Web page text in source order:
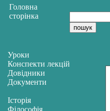
Уроки
Конспекти лекцій
Довідники
Документи
Історія
Філософія
Головна
сторінка